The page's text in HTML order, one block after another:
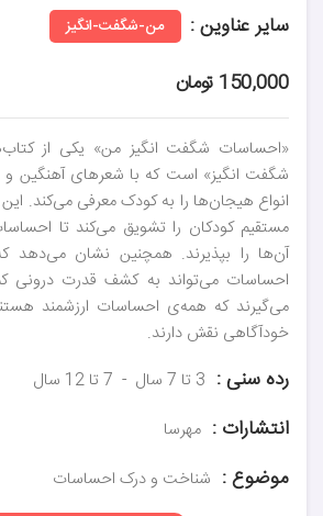
سایر عناوین : من-شگفت-انگیز
150,000 تومان
«احساسات شگفت انگیز من» یکی از
شگفت انگیز» است که با شعرهای آهنگین و
انواع هیجان‌ها را به کودک معرفی می‌کند.
مستقیم کودکان را تشویق می‌کند تا
آن‌ها را بپذیرند. همچنین نشان
احساسات می‌تواند به کشف قدرت درونی
می‌گیرند که همه‌ی احساسات ارزشمند
خودآگاهی نقش دارند.
رده سنی : 3 تا 7 سال 7 تا 12 سال
انتشارات : مهرسا
موضوع : شناخت و درک احساسات